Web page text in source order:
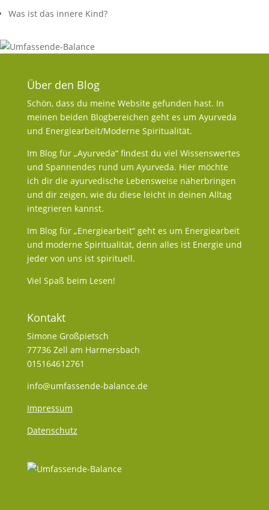
Was ist das innere Kind?
Über den Blog
Schön, dass du meine Website gefunden hast. In
meinen beiden Blogbereichen geht es um Ayurveda
und Energiearbeit/Moderne Spiritualität.
Im Blog für „Ayurveda“ findest du viel Wissenswertes
und Spannendes rund um Ayurveda. Hier möchte
ich dir die ayurvedische Lebensweise näherbringen
und dir zeigen, wie du diese leicht in deinen Alltag
integrieren kannst.
Im Blog für „Energiearbeit“ geht es um Energiearbeit
und moderne Spiritualität, denn alles ist Energie und
jeder von uns ist spirituell.
Viel Spaß beim Lesen!
Kontakt
Simone Großpietsch
77736 Zell am Harmersbach
015164612761
info@umfassende-balance.de
Impressum
Datenschutz